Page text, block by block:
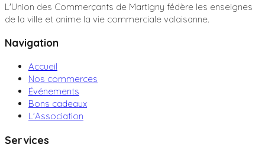
L'Union des Commerçants de Martigny fédère les enseignes
de la ville et anime la vie commerciale valaisanne.
Navigation
Accueil
Nos commerces
Événements
Bons cadeaux
L'Association
Services